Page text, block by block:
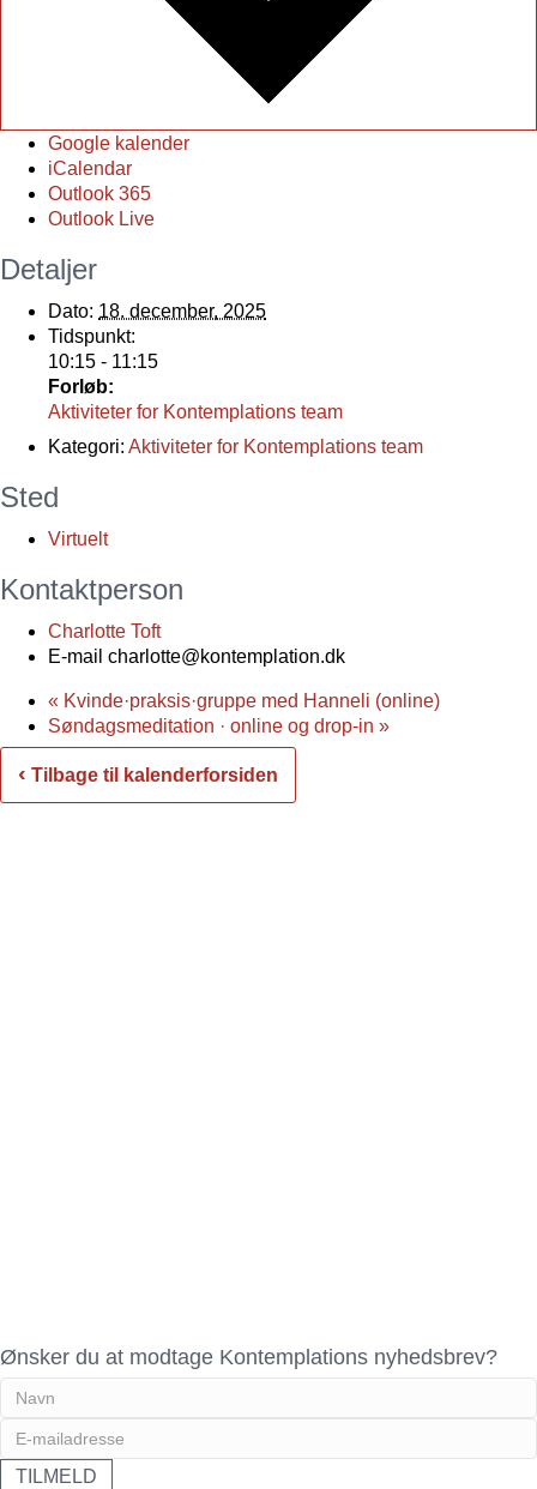
Google kalender
iCalendar
Outlook 365
Outlook Live
Detaljer
Dato: 18. december, 2025
Tidspunkt:
10:15 - 11:15
Forløb:
Aktiviteter for Kontemplations team
Kategori: Aktiviteter for Kontemplations team
Sted
Virtuelt
Kontaktperson
Charlotte Toft
E-mail charlotte@kontemplation.dk
« Kvinde·praksis·gruppe med Hanneli (online)
Søndagsmeditation · online og drop-in »
‹ Tilbage til kalenderforsiden
Ønsker du at modtage Kontemplations nyhedsbrev?